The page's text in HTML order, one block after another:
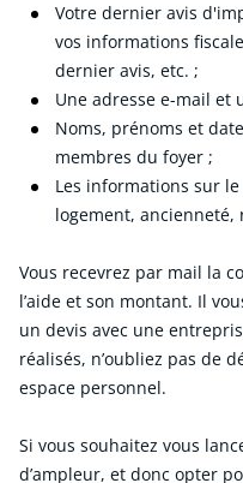
Votre dernier avis
vos informations
dernier avis, etc. ;
Une adresse e-mail et
Noms, prénoms et
membres du foyer ;
Les informations sur
logement,
Vous recevrez par mail la
l’aide et son montant. Il
un devis avec une
réalisés, n’oubliez pas de
espace personnel.
Si vous souhaitez vous
d’ampleur, et donc opter